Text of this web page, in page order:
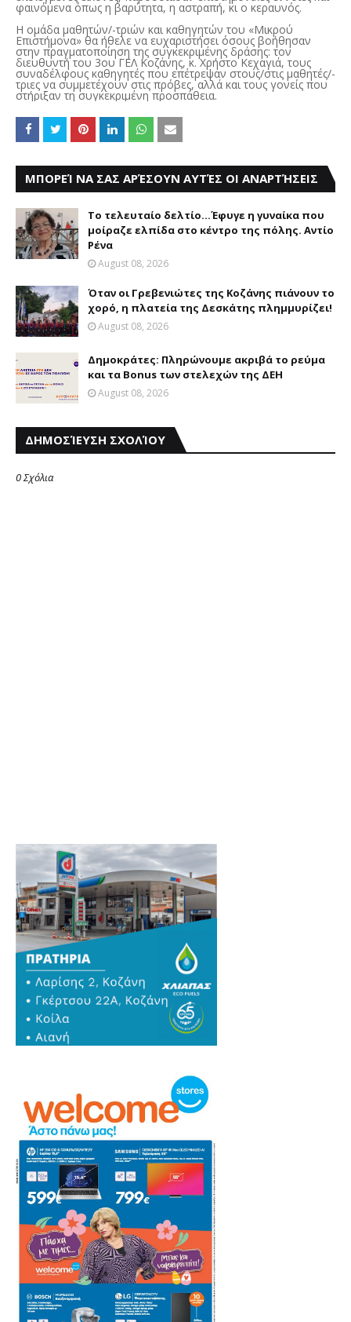
φαινόμενα όπως η βαρύτητα, η αστραπή, κι ο κεραυνός.
Η ομάδα μαθητών/-τριών και καθηγητών του «Μικρού
Επιστήμονα» θα ήθελε να ευχαριστήσει όσους βοήθησαν
στην πραγματοποίηση της συγκεκριμένης δράσης: τον
διευθυντή του 3ου ΓΕΛ Κοζάνης, κ. Χρήστο Κεχαγιά, τους
συναδέλφους καθηγητές που επέτρεψαν στους/στις μαθητές/-
τριες να συμμετέχουν στις πρόβες, αλλά και τους γονείς που
στήριξαν τη συγκεκριμένη προσπάθεια.
ΜΠΟΡΕΊ ΝΑ ΣΑΣ ΑΡΈΣΟΥΝ ΑΥΤΈΣ ΟΙ ΑΝΑΡΤΉΣΕΙΣ
Το τελευταίο δελτίο...Έφυγε η γυναίκα που
μοίραζε ελπίδα στο κέντρο της πόλης. Αντίο
Ρένα
August 08, 2026
Όταν οι Γρεβενιώτες της Κοζάνης πιάνουν το
χορό, η πλατεία της Δεσκάτης πλημμυρίζει!
August 08, 2026
Δημοκράτες: Πληρώνουμε ακριβά το ρεύμα
και τα Bonus των στελεχών της ΔΕΗ
August 08, 2026
ΔΗΜΟΣΊΕΥΣΗ ΣΧΟΛΊΟΥ
0 Σχόλια